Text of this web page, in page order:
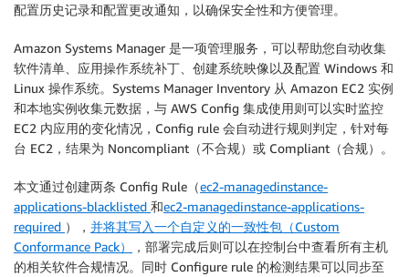
配置历史记录和配置更改通知，以确保安全性和方便管理。
Amazon Systems Manager 是一项管理服务，可以帮助您自动收集
软件清单、应用操作系统补丁、创建系统映像以及配置 Windows 和
Linux 操作系统。Systems Manager Inventory 从 Amazon EC2 实例
和本地实例收集元数据，与 AWS Config 集成使用则可以实时监控
EC2 内应用的变化情况，Config rule 会自动进行规则判定，针对每
台 EC2，结果为 Noncompliant（不合规）或 Compliant（合规）。
本文通过创建两条 Config Rule（ec2-managedinstance-
applications-blacklisted 和ec2-managedinstance-applications-
required ）， 并将其写入一个自定义的一致性包（Custom
Conformance Pack）
，部署完成后则可以在控制台中查看所有主机
的相关软件合规情况。同时 Configure rule 的检测结果可以同步至